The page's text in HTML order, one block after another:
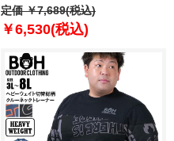
ージーケア 916-sh240414
定価 ￥7,689(税込)
￥6,530(税込)